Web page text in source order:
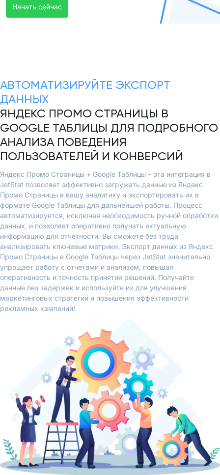
Начать сейчас
АВТОМАТИЗИРУЙТЕ ЭКСПОРТ
ДАННЫХ
ЯНДЕКС ПРОМО СТРАНИЦЫ В
GOOGLE ТАБЛИЦЫ ДЛЯ ПОДРОБНОГО
АНАЛИЗА ПОВЕДЕНИЯ
ПОЛЬЗОВАТЕЛЕЙ И КОНВЕРСИЙ
Яндекс Промо Страницы + Google Таблицы – эта интеграция в
JetStat позволяет эффективно загружать данные из Яндекс
Промо Страницы в вашу аналитику и экспортировать их в
формате Google Таблицы для дальнейшей работы. Процесс
автоматизируется, исключая необходимость ручной обработки
данных, и позволяет оперативно получать актуальную
информацию для отчетности. Вы сможете без труда
анализировать ключевые метрики. Экспорт данных из Яндекс
Промо Страницы в Google Таблицы через JetStat значительно
упрощает работу с отчетами и анализом, повышая
оперативность и точность принятия решений. Получайте
данные без задержек и используйте их для улучшения
маркетинговых стратегий и повышения эффективности
рекламных кампаний!